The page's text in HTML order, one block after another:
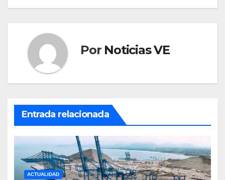
Por Noticias VE
Entrada relacionada
ACTUALIDAD